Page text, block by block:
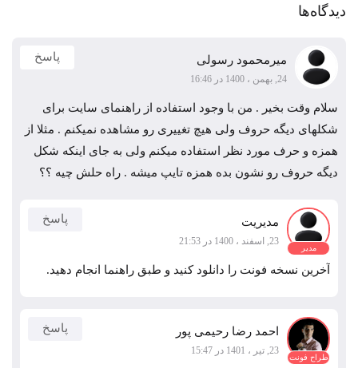
دیدگاه‌ها
میرمحمود رسولی
24, بهمن ، 1400 در 16:46
پاسخ
سلام وقت بخیر . من با وجود استفاده از راهنمای سایت برای
شکلهای دیگه حروف ولی هیچ تغییری رو مشاهده نمیکنم . مثلا از
همزه و حرف مورد نظر استفاده میکنم ولی به جای اینکه شکل
دیگه حروف رو نشون بده همزه تایپ میشه . راه حلش چیه ؟؟
مدیر
مدیریت
23, اسفند ، 1400 در 21:53
پاسخ
آخرین نسخه فونت را دانلود کنید و طبق راهنما انجام دهید.
طراح فونت
احمد رضا رحیمی پور
23, تیر ، 1401 در 15:47
پاسخ